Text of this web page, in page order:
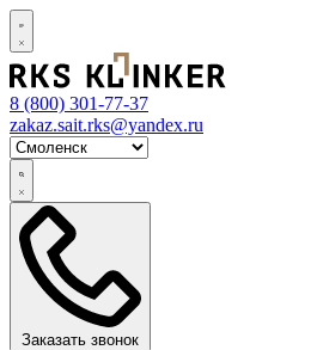
8 (800) 301-77-37
zakaz.sait.rks@yandex.ru
Заказать звонок